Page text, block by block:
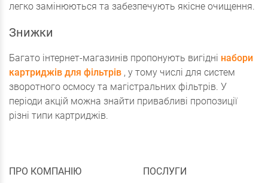
легко замінюються та забезпечують якісне очищення.
Знижки
Багато інтернет-магазинів пропонують вигідні набори
картриджів для фільтрів , у тому числі для систем
зворотного осмосу та магістральних фільтрів. У
періоди акцій можна знайти привабливі пропозиції
різні типи картриджів.
ПРО КОМПАНІЮ ПОСЛУГИ